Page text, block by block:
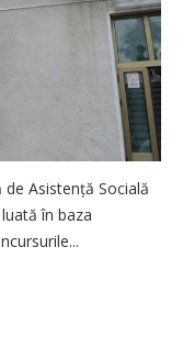
Asistență Socială
în baza